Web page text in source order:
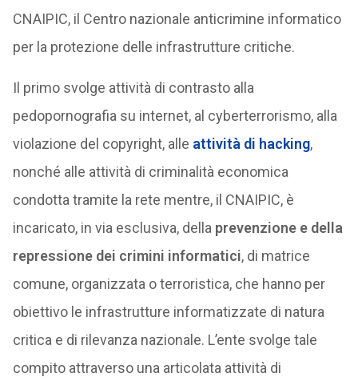
CNAIPIC, il Centro nazionale anticrimine informatico
per la protezione delle infrastrutture critiche.
Il primo svolge attività di contrasto alla
pedopornografia su internet, al cyberterrorismo, alla
violazione del copyright, alle attività di hacking,
nonché alle attività di criminalità economica
condotta tramite la rete mentre, il CNAIPIC, è
incaricato, in via esclusiva, della prevenzione e della
repressione dei crimini informatici, di matrice
comune, organizzata o terroristica, che hanno per
obiettivo le infrastrutture informatizzate di natura
critica e di rilevanza nazionale. L’ente svolge tale
compito attraverso una articolata attività di